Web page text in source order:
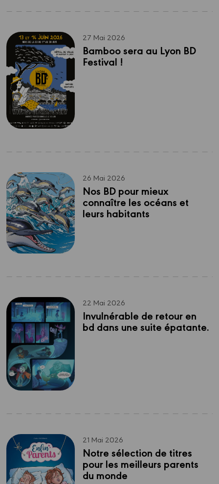
27 Mai 2026
Bamboo sera au Lyon BD
Festival !
26 Mai 2026
Nos BD pour mieux
connaître les océans et
leurs habitants
22 Mai 2026
Invulnérable de retour en
bd dans une suite épatante.
21 Mai 2026
Notre sélection de titres
pour les meilleurs parents
du monde